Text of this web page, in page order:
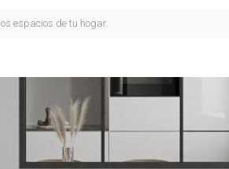
espacios de tu hogar.